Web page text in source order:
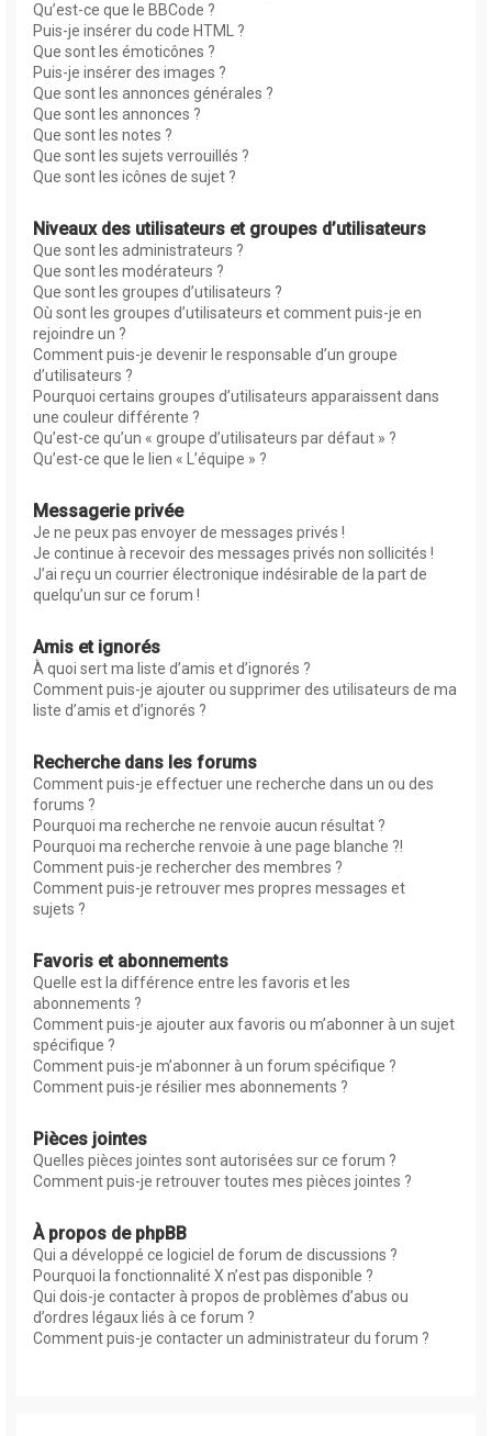
Qu’est-ce que le BBCode ?
Puis-je insérer du code HTML ?
Que sont les émoticônes ?
Puis-je insérer des images ?
Que sont les annonces générales ?
Que sont les annonces ?
Que sont les notes ?
Que sont les sujets verrouillés ?
Que sont les icônes de sujet ?
Niveaux des utilisateurs et groupes d’utilisateurs
Que sont les administrateurs ?
Que sont les modérateurs ?
Que sont les groupes d’utilisateurs ?
Où sont les groupes d’utilisateurs et comment puis-je en
rejoindre un ?
Comment puis-je devenir le responsable d’un groupe
d’utilisateurs ?
Pourquoi certains groupes d’utilisateurs apparaissent dans
une couleur différente ?
Qu’est-ce qu’un « groupe d’utilisateurs par défaut » ?
Qu’est-ce que le lien « L’équipe » ?
Messagerie privée
Je ne peux pas envoyer de messages privés !
Je continue à recevoir des messages privés non sollicités !
J’ai reçu un courrier électronique indésirable de la part de
quelqu’un sur ce forum !
Amis et ignorés
À quoi sert ma liste d’amis et d’ignorés ?
Comment puis-je ajouter ou supprimer des utilisateurs de ma
liste d’amis et d’ignorés ?
Recherche dans les forums
Comment puis-je effectuer une recherche dans un ou des
forums ?
Pourquoi ma recherche ne renvoie aucun résultat ?
Pourquoi ma recherche renvoie à une page blanche ?!
Comment puis-je rechercher des membres ?
Comment puis-je retrouver mes propres messages et
sujets ?
Favoris et abonnements
Quelle est la différence entre les favoris et les
abonnements ?
Comment puis-je ajouter aux favoris ou m’abonner à un sujet
spécifique ?
Comment puis-je m’abonner à un forum spécifique ?
Comment puis-je résilier mes abonnements ?
Pièces jointes
Quelles pièces jointes sont autorisées sur ce forum ?
Comment puis-je retrouver toutes mes pièces jointes ?
À propos de phpBB
Qui a développé ce logiciel de forum de discussions ?
Pourquoi la fonctionnalité X n’est pas disponible ?
Qui dois-je contacter à propos de problèmes d’abus ou
d’ordres légaux liés à ce forum ?
Comment puis-je contacter un administrateur du forum ?